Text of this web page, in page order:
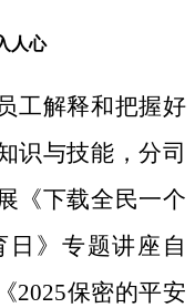
人心
工解释和把握好
识与技能，分司
《下载全民一个
日》专题讲座自
2025保密的平安